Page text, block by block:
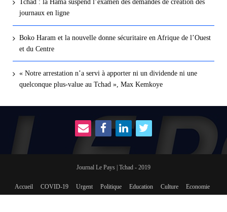
Tchad : la Hama suspend l’examen des demandes de création des
journaux en ligne
Boko Haram et la nouvelle donne sécuritaire en Afrique de l’Ouest
et du Centre
« Notre arrestation n’a servi à apporter ni un dividende ni une
quelconque plus-value au Tchad », Max Kemkoye
Journal Le Pays | Tchad - 2019
Accueil COVID-19 Urgent Politique Education Culture Economie